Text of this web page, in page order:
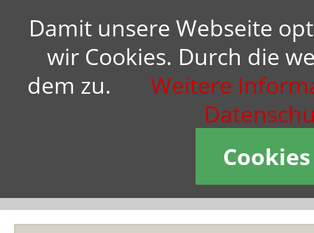
Übermorgengestalterin Anne
M. Schüller:
Ich stehe für eine
kundenzentrierte
Unternehmensführung.
Workshops,Business-
Damit unsere Webseite
wir Cookies. Durch die
dem zu.
Weitere